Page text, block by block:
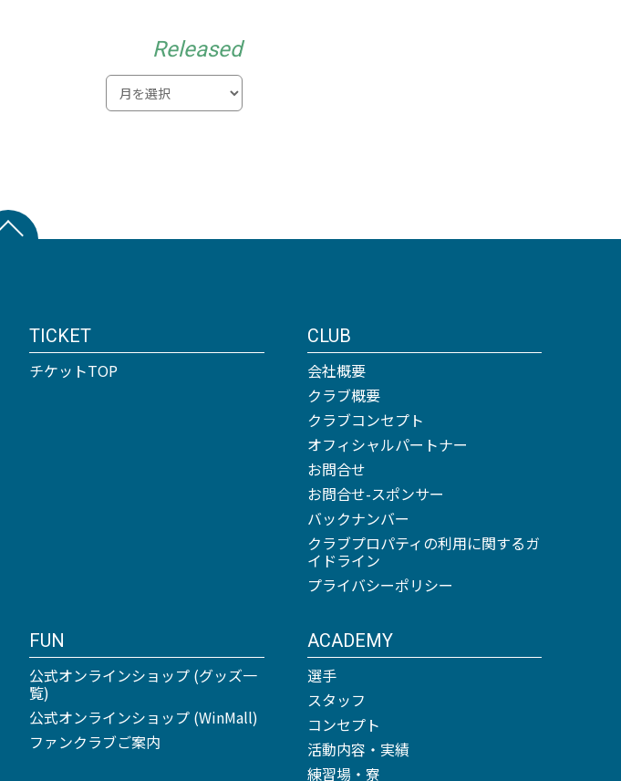
Released
TICKET
チケットTOP
FUN
公式オンラインショップ (グッズ一
覧)
公式オンラインショップ (WinMall)
ファンクラブご案内
ACADEMY
選手
スタッフ
コンセプト
活動内容・実績
練習場・寮
CLUB
会社概要
クラブ概要
クラブコンセプト
オフィシャルパートナー
お問合せ
お問合せ-スポンサー
バックナンバー
クラブプロパティの利用に関するガ
イドライン
プライバシーポリシー